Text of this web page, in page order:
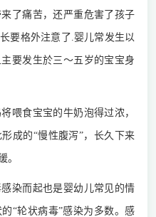
了痛苦，还严重危害了孩子
要格外注意了.婴儿常发生以
要发生於三～五岁的宝宝身
喂食宝宝的牛奶泡得过浓，
成的“慢性腹泻”，长久下来
。
染而起也是婴幼儿常见的情
“轮状病毒”感染为多数。感